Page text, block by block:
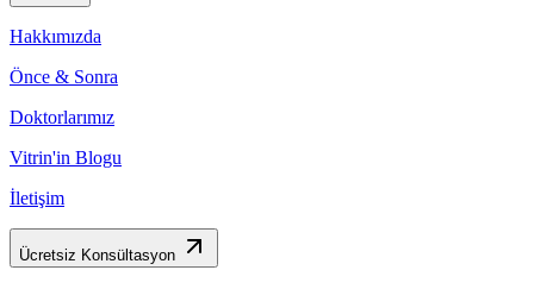
Hakkımızda
Önce & Sonra
Doktorlarımız
Vitrin'in Blogu
İletişim
Ücretsiz Konsültasyon